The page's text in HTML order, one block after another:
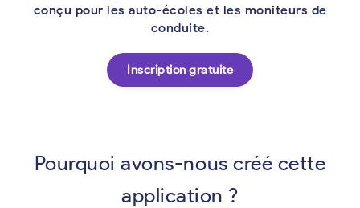
conçu pour les auto-écoles et les moniteurs de
conduite.
Inscription gratuite
Pourquoi avons-nous créé cette
application ?